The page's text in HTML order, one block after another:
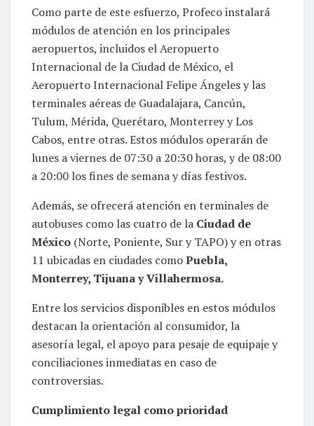
Como parte de este esfuerzo, Profeco instalará
módulos de atención en los principales
aeropuertos, incluidos el Aeropuerto
Internacional de la Ciudad de México, el
Aeropuerto Internacional Felipe Ángeles y las
terminales aéreas de Guadalajara, Cancún,
Tulum, Mérida, Querétaro, Monterrey y Los
Cabos, entre otras. Estos módulos operarán de
lunes a viernes de 07:30 a 20:30 horas, y de 08:00
a 20:00 los fines de semana y días festivos.
Además, se ofrecerá atención en terminales de
autobuses como las cuatro de la Ciudad de
México (Norte, Poniente, Sur y TAPO) y en otras
11 ubicadas en ciudades comoPuebla,
Monterrey, Tijuana y Villahermosa.
Entre los servicios disponibles en estos módulos
destacan la orientación al consumidor, la
asesoría legal, el apoyo para pesaje de equipaje y
conciliaciones inmediatas en caso de
controversias.
Cumplimiento legal como prioridad